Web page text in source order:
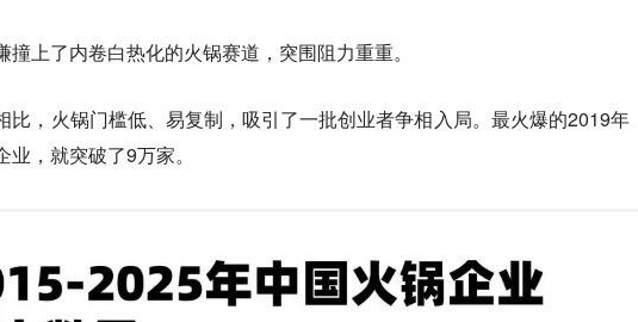
上了内卷白热化的火锅赛道，突围阻力重重。
比，火锅门槛低、易复制，吸引了一批创业者争相入局。最火爆的2019年
，就突破了9万家。